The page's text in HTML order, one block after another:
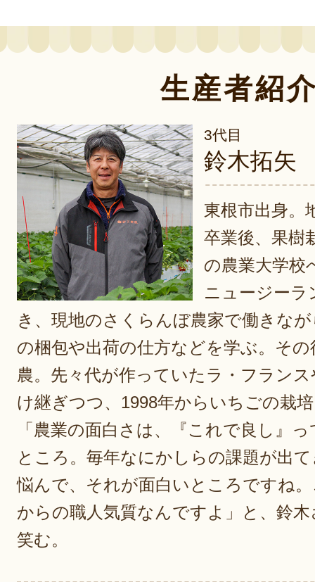
生産者紹
3代目
鈴木拓矢
東根市出身。
卒業後、果樹
の農業大学校
ニュージーラ
き、現地のさくらんぼ農家で働きな
の梱包や出荷の仕方などを学ぶ。そ
農。先々代が作っていたラ・フラン
け継ぎつつ、1998年からいちごの栽
「農業の面白さは、『これで良し』
ところ。毎年なにかしらの課題が出
悩んで、それが面白いところですね
からの職人気質なんですよ」と、鈴
笑む。